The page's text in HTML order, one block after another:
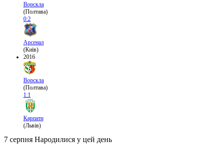
Ворскла
(Полтава)
0:2
Арсенал
(Київ)
2016
Ворскла
(Полтава)
1:1
Карпати
(Львів)
7 серпня Народилися у цей день